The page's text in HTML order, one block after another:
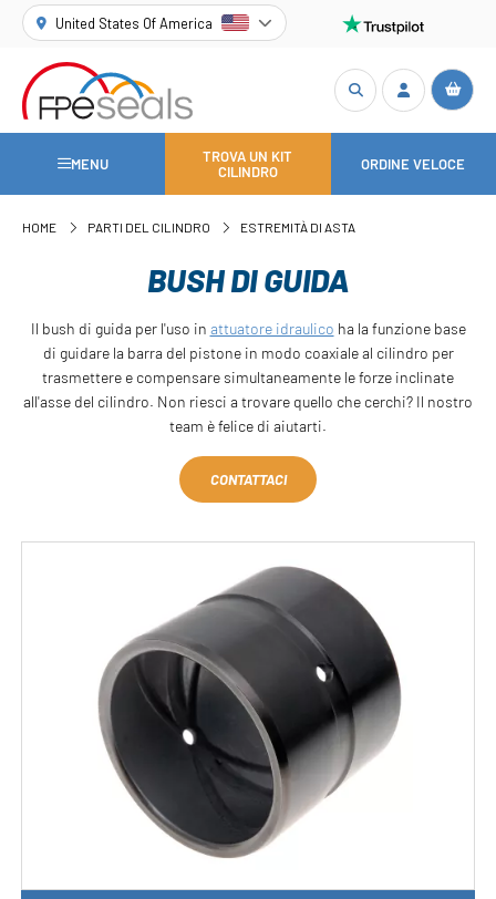
United States Of America
MENU
TROVA UN KIT
CILINDRO
ORDINE VELOCE
HOME PARTI DEL CILINDRO ESTREMITÀ DI ASTA
BUSH DI GUIDA
Il bush di guida per l'uso in attuatore idraulico ha la funzione base
di guidare la barra del pistone in modo coaxiale al cilindro per
trasmettere e compensare simultaneamente le forze inclinate
all'asse del cilindro. Non riesci a trovare quello che cerchi? Il nostro
team è felice di aiutarti.
CONTATTACI